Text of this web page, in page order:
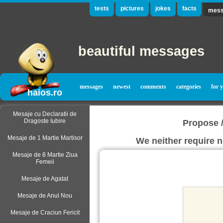
tests pictures jokes facts
beautiful messages
haios.ro
messages newest comments categories for
Propose
We neither require
Mesaje cu Declaratii de
Dragoste Iubire
Mesaje de 1 Martie Martisor
Mesaje de 8 Martie Ziua
Femeii
Mesaje de Agatat
Mesaje de Anul Nou
Mesaje de Craciun Fericit